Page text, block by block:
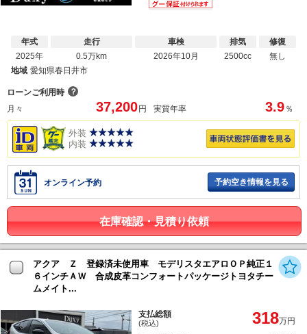
年式
2025年
走行
0.5万km
車検
2026年10月
排気
2500cc
修復
無し
地域 愛知県春日井市
ローンご利用時 ？
月々
37,200 円 実質年率 3.9 ％
外装
内装
オンライン予約 予約空き情報を見る
在庫確認・見積り依頼
アクア Ｚ 登録済未使用車 モデリスタエアロＯＰ純正１
６インチＡＷ 合成皮革コンフォートパッケージトヨタチー
ムメイト...
支払総額
(税込) 318万円